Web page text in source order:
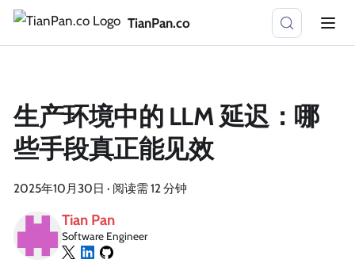
TianPan.co
生产环境中的 LLM 延迟：哪
些手段真正能见效
2025年10月30日 · 阅读需 12 分钟
Tian Pan
Software Engineer